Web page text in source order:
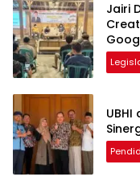
Jairi